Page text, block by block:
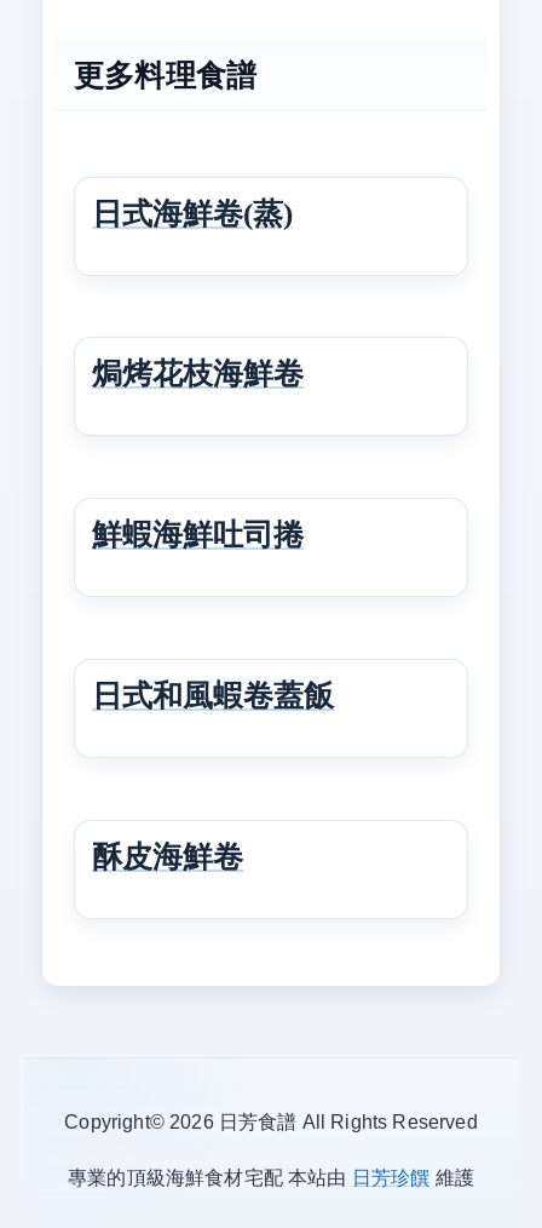
更多料理食譜
日式海鮮卷(蒸)
焗烤花枝海鮮卷
鮮蝦海鮮吐司捲
日式和風蝦卷蓋飯
酥皮海鮮卷
Copyright© 2026 日芳食譜 All Rights Reserved
專業的頂級海鮮食材宅配 本站由 日芳珍饌 維護